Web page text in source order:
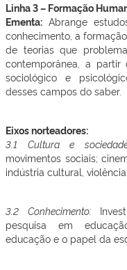
Linha 3 – Formação
Ementa: Abrange
conhecimento, a
de teorias que
contemporânea, a partir
sociológico e
desses campos do saber.
Eixos norteadores:
3.1 Cultura e
movimentos sociais;
indústria cultural, violência.
3.2 Conhecimento:
pesquisa em
educação e o papel da